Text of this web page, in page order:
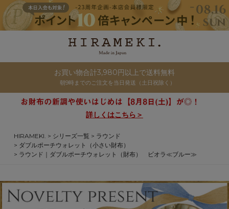
お買い物合計3,980円以上で送料無料
朝9時までのご注文を当日発送（土日祝除く）
詳しくはこちら＞
HIRAMEKI. シリーズ一覧
ラウンド
ダブルポーチウォレット（小さい財布）
ラウンド｜ダブルポーチウォレット（財布） ビオラ≪ブルー≫